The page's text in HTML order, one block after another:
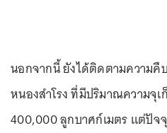
นอกจากนี้ ยังได้ติดตามความคื
หนองสำโรง ที่มีปริมาณความจุ
400,000 ลูกบาศก์เมตร แต่ปัจ